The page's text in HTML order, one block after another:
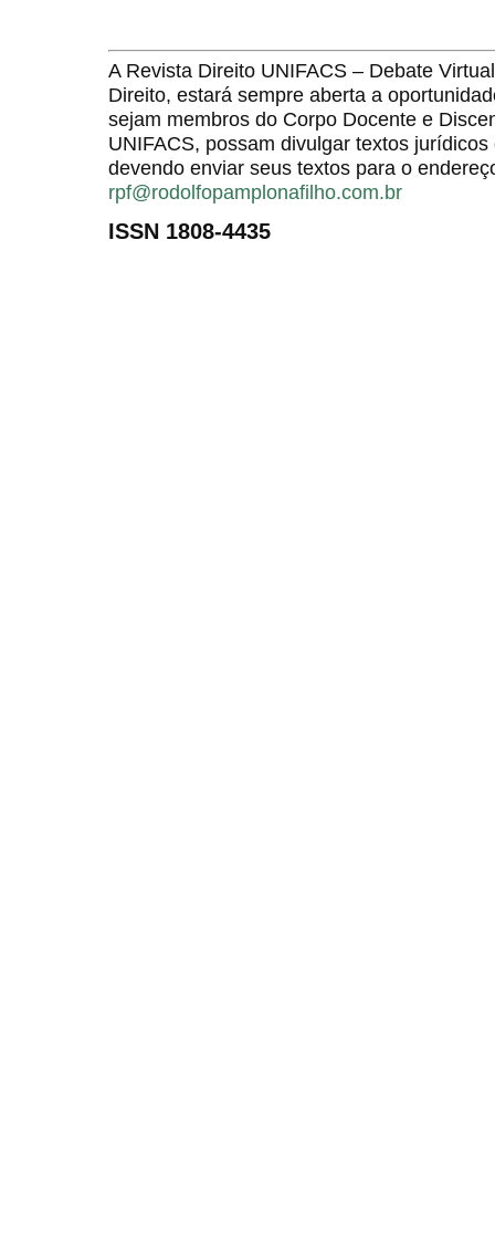
A Revista Direito UNIFACS – Debate
Direito, estará sempre aberta a
sejam membros do Corpo Docente e
UNIFACS, possam divulgar textos
devendo enviar seus textos para o
rpf@rodolfopamplonafilho.com.br
ISSN 1808-4435